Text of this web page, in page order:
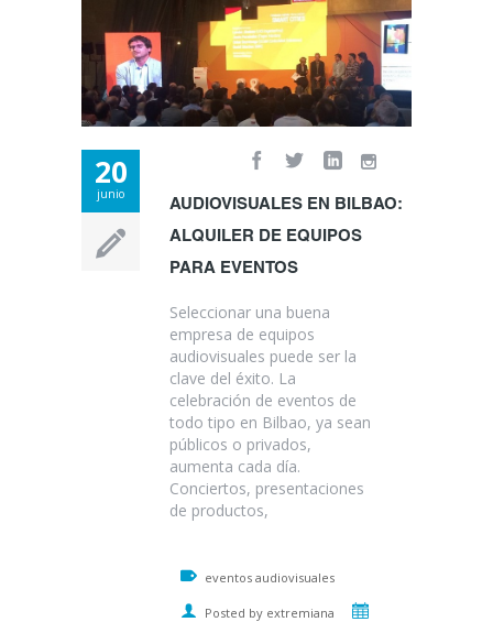
20
junio
AUDIOVISUALES EN BILBAO:
ALQUILER DE EQUIPOS
PARA EVENTOS
Seleccionar una buena
empresa de equipos
audiovisuales puede ser la
clave del éxito. La
celebración de eventos de
todo tipo en Bilbao, ya sean
públicos o privados,
aumenta cada día.
Conciertos, presentaciones
de productos,
eventos audiovisuales
Posted by extremiana